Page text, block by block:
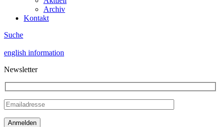
Archiv
Kontakt
Suche
english information
Newsletter